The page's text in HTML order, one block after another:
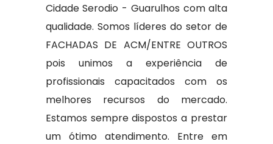
Cidade Serodio - Guarulhos com alta
qualidade. Somos líderes do setor de
FACHADAS DE ACM/ENTRE OUTROS
pois unimos a experiência de
profissionais capacitados com os
melhores recursos do mercado.
Estamos sempre dispostos a prestar
um ótimo atendimento. Entre em